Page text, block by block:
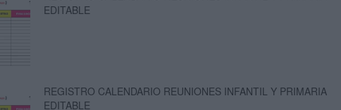
EDITABLE
REGISTRO CALENDARIO REUNIONES INFANTIL Y PRIMARIA
EDITABLE